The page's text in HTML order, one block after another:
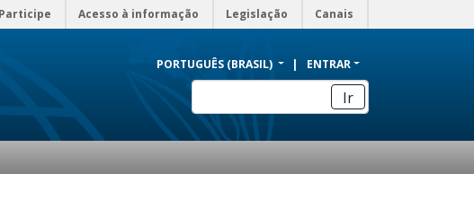
Participe Acesso à informação Legislação Canais
PORTUGUÊS (BRASIL) ENTRAR
Ir